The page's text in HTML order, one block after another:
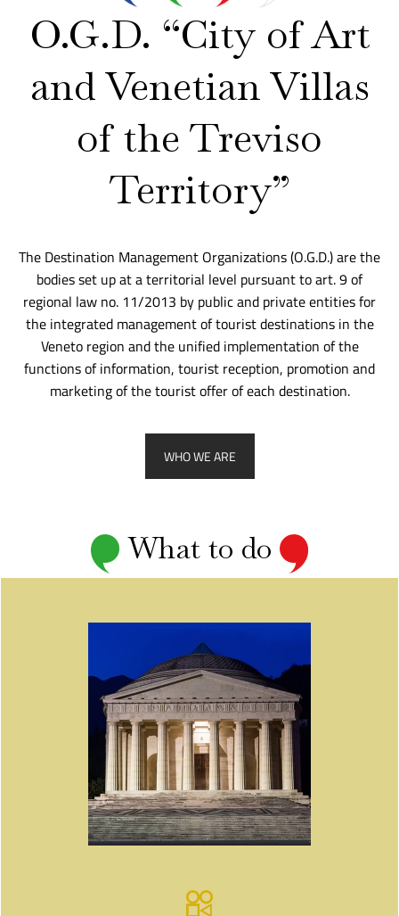
O.G.D. “City of Art
and Venetian Villas
of the Treviso
Territory”
The Destination Management Organizations (O.G.D.) are the
bodies set up at a territorial level pursuant to art. 9 of
regional law no. 11/2013 by public and private entities for
the integrated management of tourist destinations in the
Veneto region and the unified implementation of the
functions of information, tourist reception, promotion and
marketing of the tourist offer of each destination.
WHO WE ARE
What to do